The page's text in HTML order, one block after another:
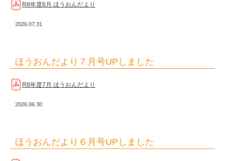
R8年度8月 ほうおんだより
2026.07.31
ほうおんだより７月号UPしました
R8年度7月 ほうおんだより
2026.06.30
ほうおんだより６月号UPしました